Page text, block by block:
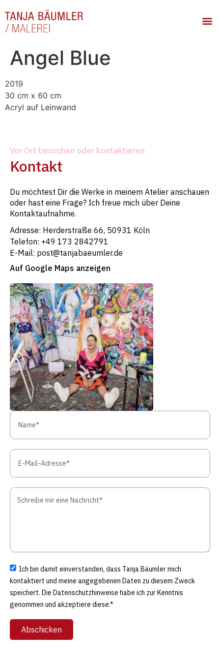
Angel Blue
2019
30 cm x 60 cm
Acryl auf Leinwand
Vor Ort besuchen oder kontaktieren
Kontakt
Du möchtest Dir die Werke in meinem Atelier anschauen
oder hast eine Frage? Ich freue mich über Deine
Kontaktaufnahme.
Adresse: Herderstraße 66, 50931 Köln
Telefon: +49 173 2842791
E-Mail: post@tanjabaeumler.de
Auf Google Maps anzeigen
Ich bin damit einverstanden, dass Tanja Bäumler mich
kontaktiert und meine angegebenen Daten zu diesem Zweck
speichert. Die Datenschutzhinweise habe ich zur Kenntnis
genommen und akzeptiere diese.*
Abschicken